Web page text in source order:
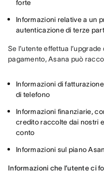
forte
Informazioni relative a un
autenticazione di terze
Se l’utente effettua
pagamento, Asana può
Informazioni di
di telefono
Informazioni finanziarie,
credito raccolte dai nostri
conto
Informazioni sul piano
Informazioni che l’utente ci